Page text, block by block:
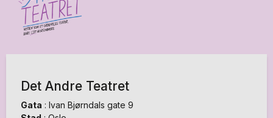
Det Andre Teatret
Gata : Ivan Bjørndals gate 9